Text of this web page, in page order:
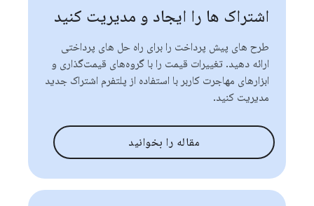
اشتراک ها را ایجاد و مدیریت کنید
طرح های پیش پرداخت را برای راه حل های پرداختی
ارائه دهید. تغییرات قیمت را با گروه‌های قیمت‌گذاری و
ابزارهای مهاجرت کاربر با استفاده از پلتفرم اشتراک جدید
مدیریت کنید.
مقاله را بخوانید